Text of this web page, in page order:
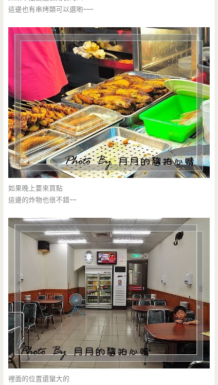
這邊也有串烤類可以選喲~~~
如果晚上要來買點
這邊的炸物也很不錯~~
裡面的位置還蠻大的